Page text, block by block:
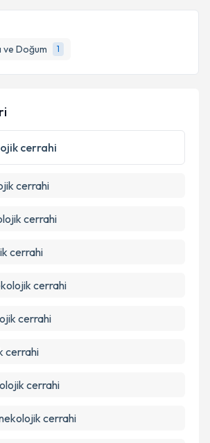
ve Doğum
1
cerrahi
cerrahi
cerrahi
cerrahi
cerrahi
cerrahi
cerrahi
cerrahi
cerrahi